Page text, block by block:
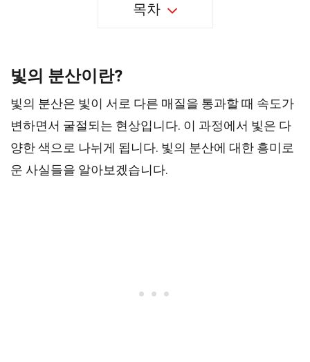
목차
빛의 분산이란?
빛의 분산은 빛이 서로 다른 매질을 통과할 때 속도가
변하면서 굴절되는 현상입니다. 이 과정에서 빛은 다
양한 색으로 나뉘게 됩니다. 빛의 분산에 대한 흥미로
운 사실들을 알아보겠습니다.